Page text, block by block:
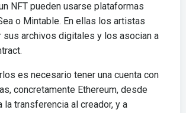
NFT pueden usarse plataformas
o Mintable. En ellas los artistas
sus archivos digitales y los asocian a
es necesario tener una cuenta con
concretamente Ethereum, desde
la transferencia al creador, y a